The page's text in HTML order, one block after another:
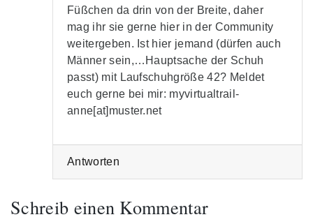
Füßchen da drin von der Breite, daher
mag ihr sie gerne hier in der Community
weitergeben. Ist hier jemand (dürfen auch
Männer sein,…Hauptsache der Schuh
passt) mit Laufschuhgröße 42? Meldet
euch gerne bei mir: myvirtualtrail-
anne[at]muster.net
Antworten
Schreib einen Kommentar